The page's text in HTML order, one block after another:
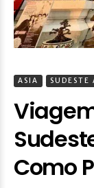
ASIA SUDESTE
Como